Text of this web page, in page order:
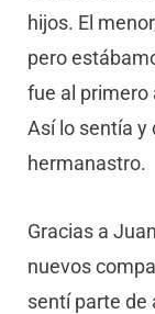
hijos. El
pero
fue al primero
Así lo sentía y
hermanastro.
Gracias a
nuevos
sentí parte de